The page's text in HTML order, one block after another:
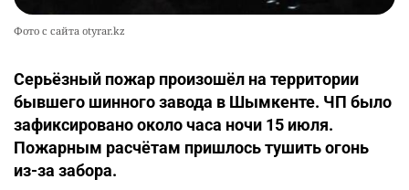
Фото с сайта otyrar.kz
Cерьёзный пожар произошёл на территории
бывшего шинного завода в Шымкенте. ЧП было
зафиксировано около часа ночи 15 июля.
Пожарным расчётам пришлось тушить огонь
из-за забора.